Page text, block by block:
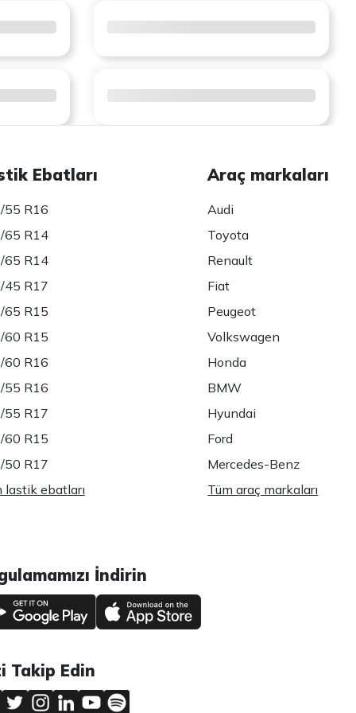
Ebatları
55 R16
65 R14
65 R14
45 R17
65 R15
60 R15
60 R16
55 R16
55 R17
60 R15
50 R17
lastik ebatları
Araç markaları
Audi
Toyota
Renault
Fiat
Peugeot
Volkswagen
Honda
BMW
Hyundai
Ford
Mercedes-Benz
Tüm araç markaları
İndirin
Takip Edin